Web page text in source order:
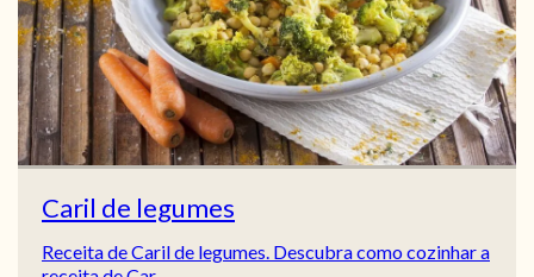
Caril de legumes
Receita de Caril de legumes. Descubra como cozinhar a